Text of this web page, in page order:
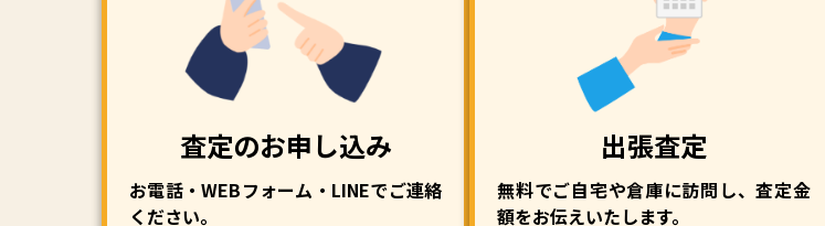
査定のお申し込み
お電話・WEBフォーム・LINEでご連絡
ください。
出張査定
無料でご自宅や倉庫に訪問し、査定金
額をお伝えいたします。